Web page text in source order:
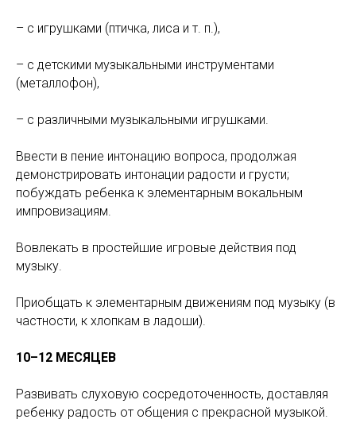
– с игрушками (птичка, лиса и т. п.),
– с детскими музыкальными инструментами
(металлофон),
– с различными музыкальными игрушками.
Ввести в пение интонацию вопроса, продолжая
демонстрировать интонации радости и грусти;
побуждать ребенка к элементарным вокальным
импровизациям.
Вовлекать в простейшие игровые действия под
музыку.
Приобщать к элементарным движениям под музыку (в
частности, к хлопкам в ладоши).
10–12 МЕСЯЦЕВ
Развивать слуховую сосредоточенность, доставляя
ребенку радость от общения с прекрасной музыкой.